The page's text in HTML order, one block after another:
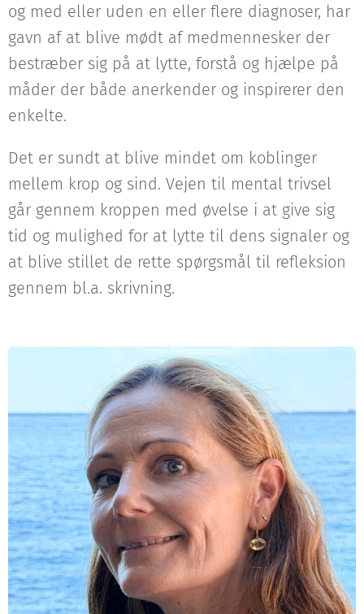
og med eller uden en eller flere diagnoser, har
gavn af at blive mødt af medmennesker der
bestræber sig på at lytte, forstå og hjælpe på
måder der både anerkender og inspirerer den
enkelte.
Det er sundt at blive mindet om koblinger
mellem krop og sind. Vejen til mental trivsel
går gennem kroppen med øvelse i at give sig
tid og mulighed for at lytte til dens signaler og
at blive stillet de rette spørgsmål til refleksion
gennem bl.a. skrivning.